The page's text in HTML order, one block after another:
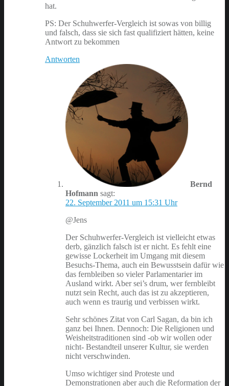
hat.
PS: Der Schuhwerfer-Vergleich ist sowas von billig
und falsch, dass sie sich fast qualifiziert hätten, keine
Antwort zu bekommen
Antworten
Bernd
Hofmann sagt:
22. September 2011 um 15:31 Uhr
@Jens
Der Schuhwerfer-Vergleich ist vielleicht etwas
derb, gänzlich falsch ist er nicht. Es fehlt eine
gewisse Lockerheit im Umgang mit diesem
Besuchs-Thema, auch ein Bewusstsein dafür wie
das fernbleiben so vieler Parlamentarier im
Ausland wirkt. Aber sei’s drum, wer fernbleibt
nutzt sein Recht, auch das ist zu akzeptieren,
auch wenn es traurig und verbissen wirkt.
Sehr schönes Zitat von Carl Sagan, da bin ich
ganz bei Ihnen. Dennoch: Die Religionen und
Weisheitstraditionen sind -ob wir wollen oder
nicht- Bestandteil unserer Kultur, sie werden
nicht verschwinden.
Umso wichtiger sind Proteste und
Demonstrationen aber auch die Reformation der